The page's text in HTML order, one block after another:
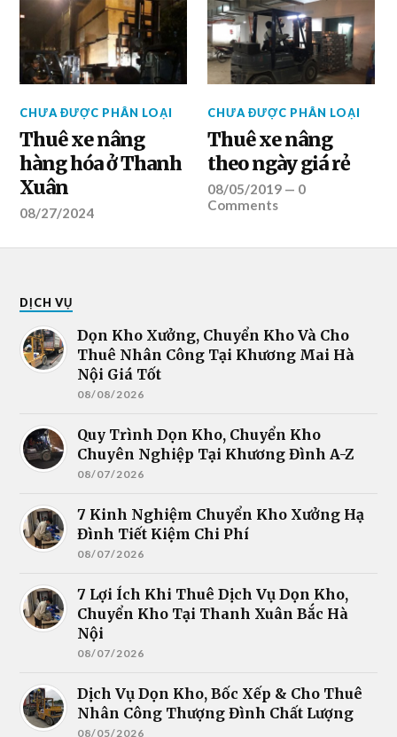
CHƯA ĐƯỢC PHÂN LOẠI
Thuê xe nâng
hàng hóa ở Thanh
Xuân
08/27/2024
CHƯA ĐƯỢC PHÂN LOẠI
Thuê xe nâng
theo ngày giá rẻ
08/05/2019 — 0
Comments
DỊCH VỤ
Dọn Kho Xưởng, Chuyển Kho Và Cho
Thuê Nhân Công Tại Khương Mai Hà
Nội Giá Tốt
08/08/2026
Quy Trình Dọn Kho, Chuyển Kho
Chuyên Nghiệp Tại Khương Đình A-Z
08/07/2026
7 Kinh Nghiệm Chuyển Kho Xưởng Hạ
Đình Tiết Kiệm Chi Phí
08/07/2026
7 Lợi Ích Khi Thuê Dịch Vụ Dọn Kho,
Chuyển Kho Tại Thanh Xuân Bắc Hà
Nội
08/07/2026
Dịch Vụ Dọn Kho, Bốc Xếp & Cho Thuê
Nhân Công Thượng Đình Chất Lượng
08/05/2026